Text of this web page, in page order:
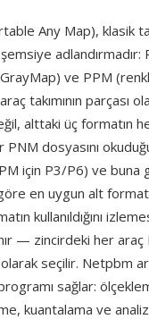
Any Map), klasik
ve PPM
takımının parçası
alttaki üç formatın
PNM dosyasını
için P3/P6) ve buna
en uygun alt
kullanıldığını
— zincirdeki her araç
seçilir. Netpbm
programı sağlar:
kuantalama ve